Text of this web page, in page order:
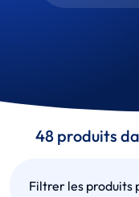
48 produits
Filtrer les produits